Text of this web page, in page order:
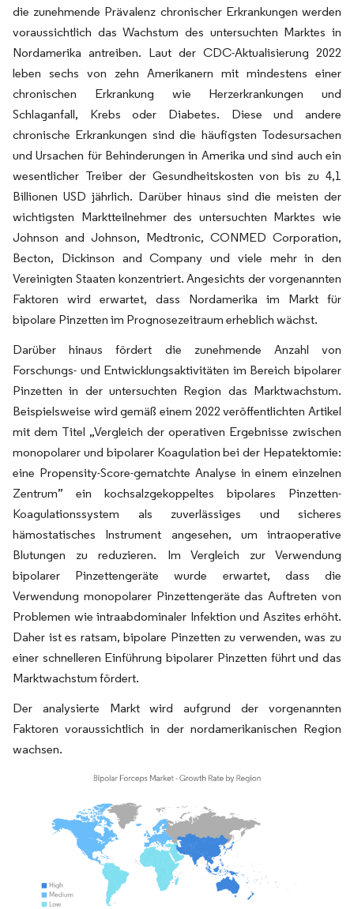
die zunehmende Prävalenz chronischer Erkrankungen werden
voraussichtlich das Wachstum des untersuchten Marktes in
Nordamerika antreiben. Laut der CDC-Aktualisierung 2022
leben sechs von zehn Amerikanern mit mindestens einer
chronischen Erkrankung wie Herzerkrankungen und
Schlaganfall, Krebs oder Diabetes. Diese und andere
chronische Erkrankungen sind die häufigsten Todesursachen
und Ursachen für Behinderungen in Amerika und sind auch ein
wesentlicher Treiber der Gesundheitskosten von bis zu 4,1
Billionen USD jährlich. Darüber hinaus sind die meisten der
wichtigsten Marktteilnehmer des untersuchten Marktes wie
Johnson and Johnson, Medtronic, CONMED Corporation,
Becton, Dickinson and Company und viele mehr in den
Vereinigten Staaten konzentriert. Angesichts der vorgenannten
Faktoren wird erwartet, dass Nordamerika im Markt für
bipolare Pinzetten im Prognosezeitraum erheblich wächst.
Darüber hinaus fördert die zunehmende Anzahl von
Forschungs- und Entwicklungsaktivitäten im Bereich bipolarer
Pinzetten in der untersuchten Region das Marktwachstum.
Beispielsweise wird gemäß einem 2022 veröffentlichten Artikel
mit dem Titel „Vergleich der operativen Ergebnisse zwischen
monopolarer und bipolarer Koagulation bei der Hepatektomie:
eine Propensity-Score-gematchte Analyse in einem einzelnen
Zentrum” ein kochsalzgekoppeltes bipolares Pinzetten-
Koagulationssystem als zuverlässiges und sicheres
hämostatisches Instrument angesehen, um intraoperative
Blutungen zu reduzieren. Im Vergleich zur Verwendung
bipolarer Pinzettengeräte wurde erwartet, dass die
Verwendung monopolarer Pinzettengeräte das Auftreten von
Problemen wie intraabdominaler Infektion und Aszites erhöht.
Daher ist es ratsam, bipolare Pinzetten zu verwenden, was zu
einer schnelleren Einführung bipolarer Pinzetten führt und das
Marktwachstum fördert.
Der analysierte Markt wird aufgrund der vorgenannten
Faktoren voraussichtlich in der nordamerikanischen Region
wachsen.